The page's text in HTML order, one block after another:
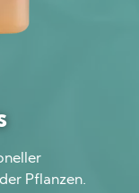
Pflanzen.